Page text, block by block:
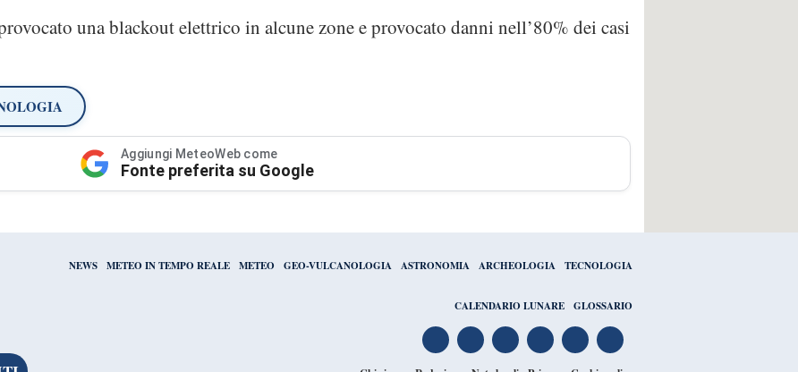
una blackout elettrico in alcune zone e provocato danni nell’80% dei casi
Aggiungi MeteoWeb come
Fonte preferita su Google
NEWS METEO IN TEMPO REALE METEO GEO-VULCANOLOGIA ASTRONOMIA ARCHEOLOGIA TECNOLOGIA
CALENDARIO LUNARE GLOSSARIO